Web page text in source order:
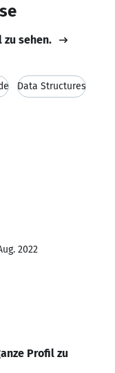
zu sehen.
Data Structures
2022
Profil zu